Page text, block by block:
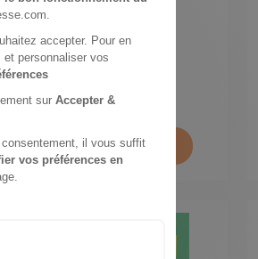
€
Ajouter au panier